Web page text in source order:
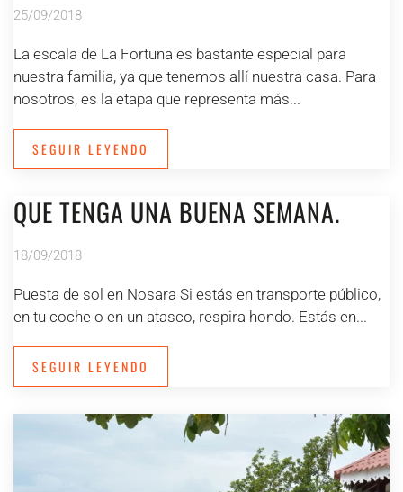
25/09/2018
La escala de La Fortuna es bastante especial para
nuestra familia, ya que tenemos allí nuestra casa. Para
nosotros, es la etapa que representa más...
SEGUIR LEYENDO
QUE TENGA UNA BUENA SEMANA.
18/09/2018
Puesta de sol en Nosara Si estás en transporte público,
en tu coche o en un atasco, respira hondo. Estás en...
SEGUIR LEYENDO